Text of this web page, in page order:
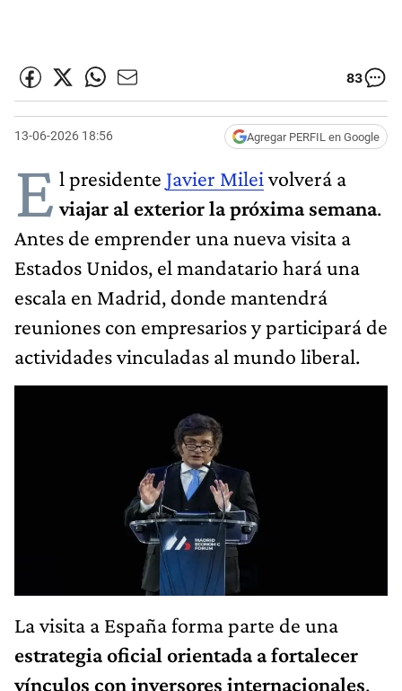
83
13-06-2026 18:56 Agregar PERFIL en Google
E l presidente Javier Milei volverá a
viajar al exterior la próxima semana.
Antes de emprender una nueva visita a
Estados Unidos, el mandatario hará una
escala en Madrid, donde mantendrá
reuniones con empresarios y participará de
actividades vinculadas al mundo liberal.
La visita a España forma parte de una
estrategia oficial orientada a fortalecer
vínculos con inversores internacionales.